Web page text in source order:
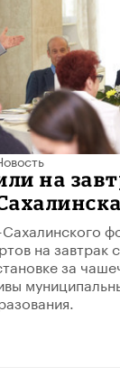
на
на завтрак
за